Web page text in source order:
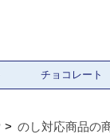
チョコレート
のし対応商品の